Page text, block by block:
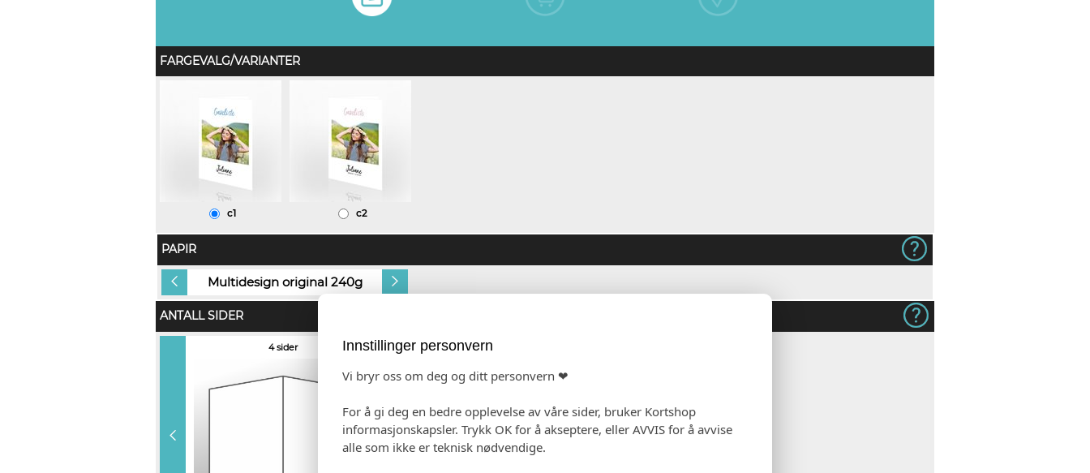
FARGEVALG/VARIANTER
c1 c2
PAPIR
Multidesign original 240g
ANTALL SIDER
4 sider 6 sider (+ kr 10,00)
Innstillinger personvern
Vi bryr oss om deg og ditt personvern ❤
For å gi deg en bedre opplevelse av våre sider, bruker Kortshop
informasjonskapsler. Trykk OK for å akseptere, eller AVVIS for å avvise
alle som ikke er teknisk nødvendige.